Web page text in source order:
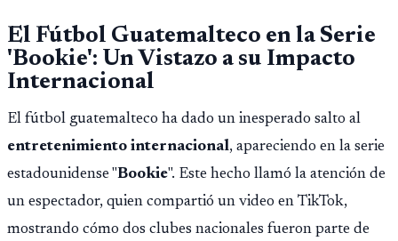
El Fútbol Guatemalteco en la Serie
'Bookie': Un Vistazo a su Impacto
Internacional
El fútbol guatemalteco ha dado un inesperado salto al
entretenimiento internacional, apareciendo en la serie
estadounidense "Bookie". Este hecho llamó la atención de
un espectador, quien compartió un video en TikTok,
mostrando cómo dos clubes nacionales fueron parte de